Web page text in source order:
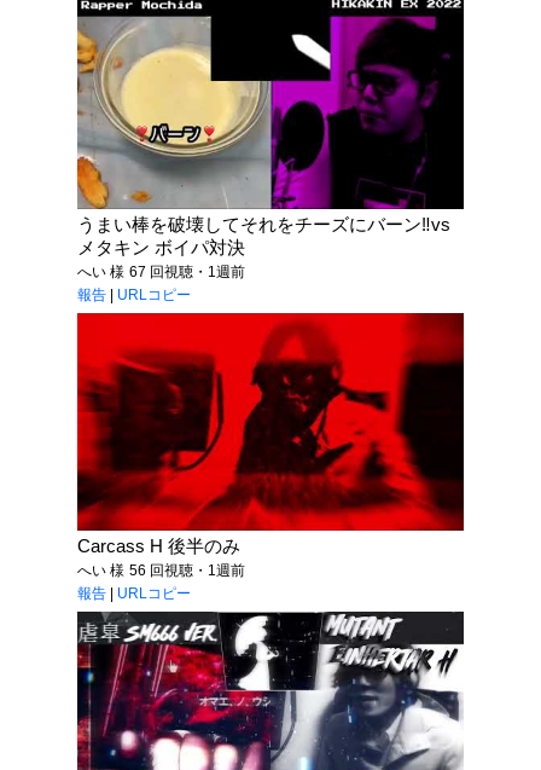
うまい棒を破壊してそれをチーズにバーン‼️vs
メタキン ボイパ対決
へい 様 67 回視聴・1週前
報告
URLコピー
Carcass H 後半のみ
へい 様 56 回視聴・1週前
報告
URLコピー